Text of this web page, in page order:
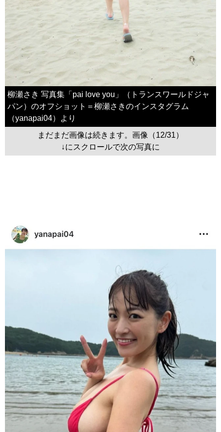
柳瀬さき 写真集「pai love you」（トランスワールドジャ
パン）のオフショット＝柳瀬さきのインスタグラム
（yanapai04）より
まだまだ画像は続きます。画像（12/31）
↓にスクロールで次の写真に